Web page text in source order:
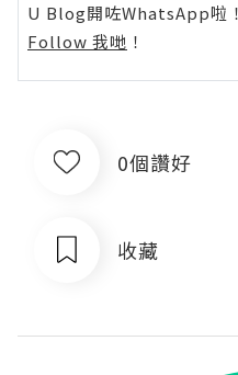
U Blog開咗WhatsApp啦
Follow 我哋 ！
0個讚好
收藏